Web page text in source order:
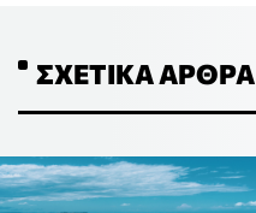
ΣΧΕΤΙΚΆ ΆΡΘΡΑ